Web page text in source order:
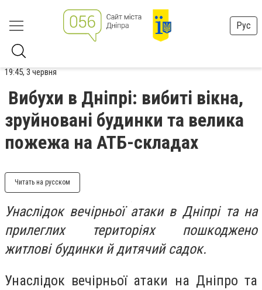
Рус
19:45, 3 червня
Вибухи в Дніпрі: вибиті вікна,
зруйновані будинки та велика
пожежа на АТБ-складах
Читать на русском
Унаслідок вечірньої атаки в Дніпрі та на
прилеглих територіях пошкоджено
житлові будинки й дитячий садок.
Унаслідок вечірньої атаки на Дніпро та